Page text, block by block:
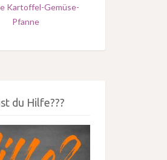
Kartoffel-Gemüse-
Pfanne
du Hilfe???